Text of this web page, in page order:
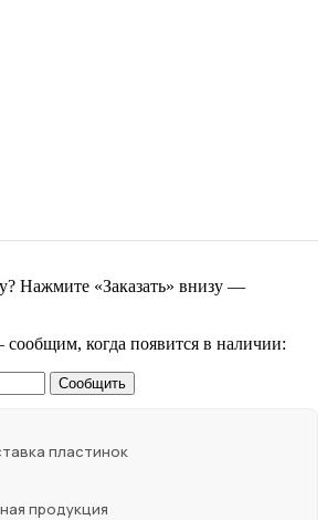
Нажмите «Заказать» внизу —
когда появится в наличии:
Сообщить
пластинок
продукция